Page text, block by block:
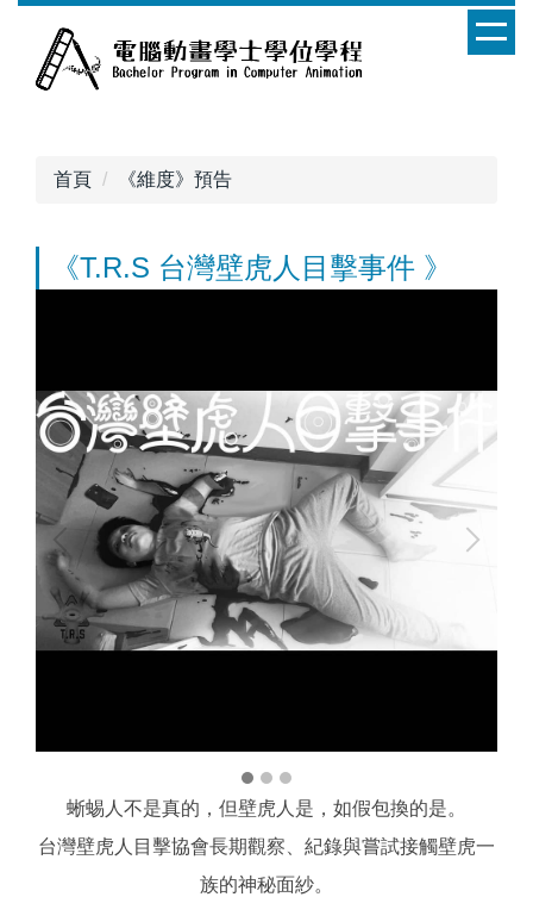
首頁 《維度》預告
《T.R.S 台灣壁虎人目擊事件 》
蜥蜴人不是真的，但壁虎人是，如假包換的是。
台灣壁虎人目擊協會長期觀察、紀錄與嘗試接觸壁虎一
族的神秘面紗。